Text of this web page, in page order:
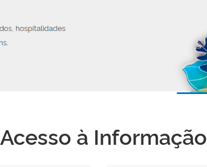
Acesso à Informação